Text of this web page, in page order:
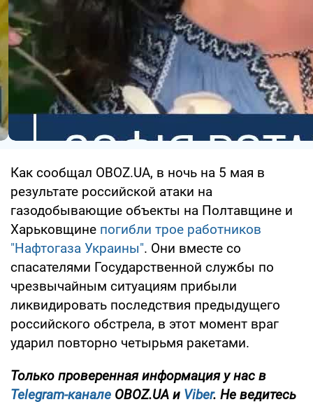
Как сообщал OBOZ.UA, в ночь на 5 мая в
результате российской атаки на
газодобывающие объекты на Полтавщине и
Харьковщине погибли трое работников
"Нафтогаза Украины". Они вместе со
спасателями Государственной службы по
чрезвычайным ситуациям прибыли
ликвидировать последствия предыдущего
российского обстрела, в этот момент враг
ударил повторно четырьмя ракетами.
Только проверенная информация у нас в
Telegram-канале OBOZ.UA и Viber. Не ведитесь